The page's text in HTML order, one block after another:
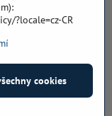
ochrany soukromí
?locale=cz-CR
cookies